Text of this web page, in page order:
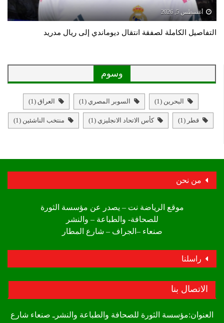
أغسطس 5, 2026
التفاصيل الكاملة لصفقة انتقال ديوماندي إلى ريال مدريد
وسوم
البحرين (1) السوبر المصري (1) العراق (1)
قطر (1) كأس الاتحاد الانجليزي (1) منتخب الناشئين (1)
من نحن
موقع الرياضة نت – يصدر عن مؤسسة الثورة
للصحافة- والطباعة – والنشر
صنعاء –الجراف – شارع المطار
راسلنا
الاتصال بنا
العنوان:مؤسسة الثورة للصحافة والطباعة والنشرـ صنعاء شارع